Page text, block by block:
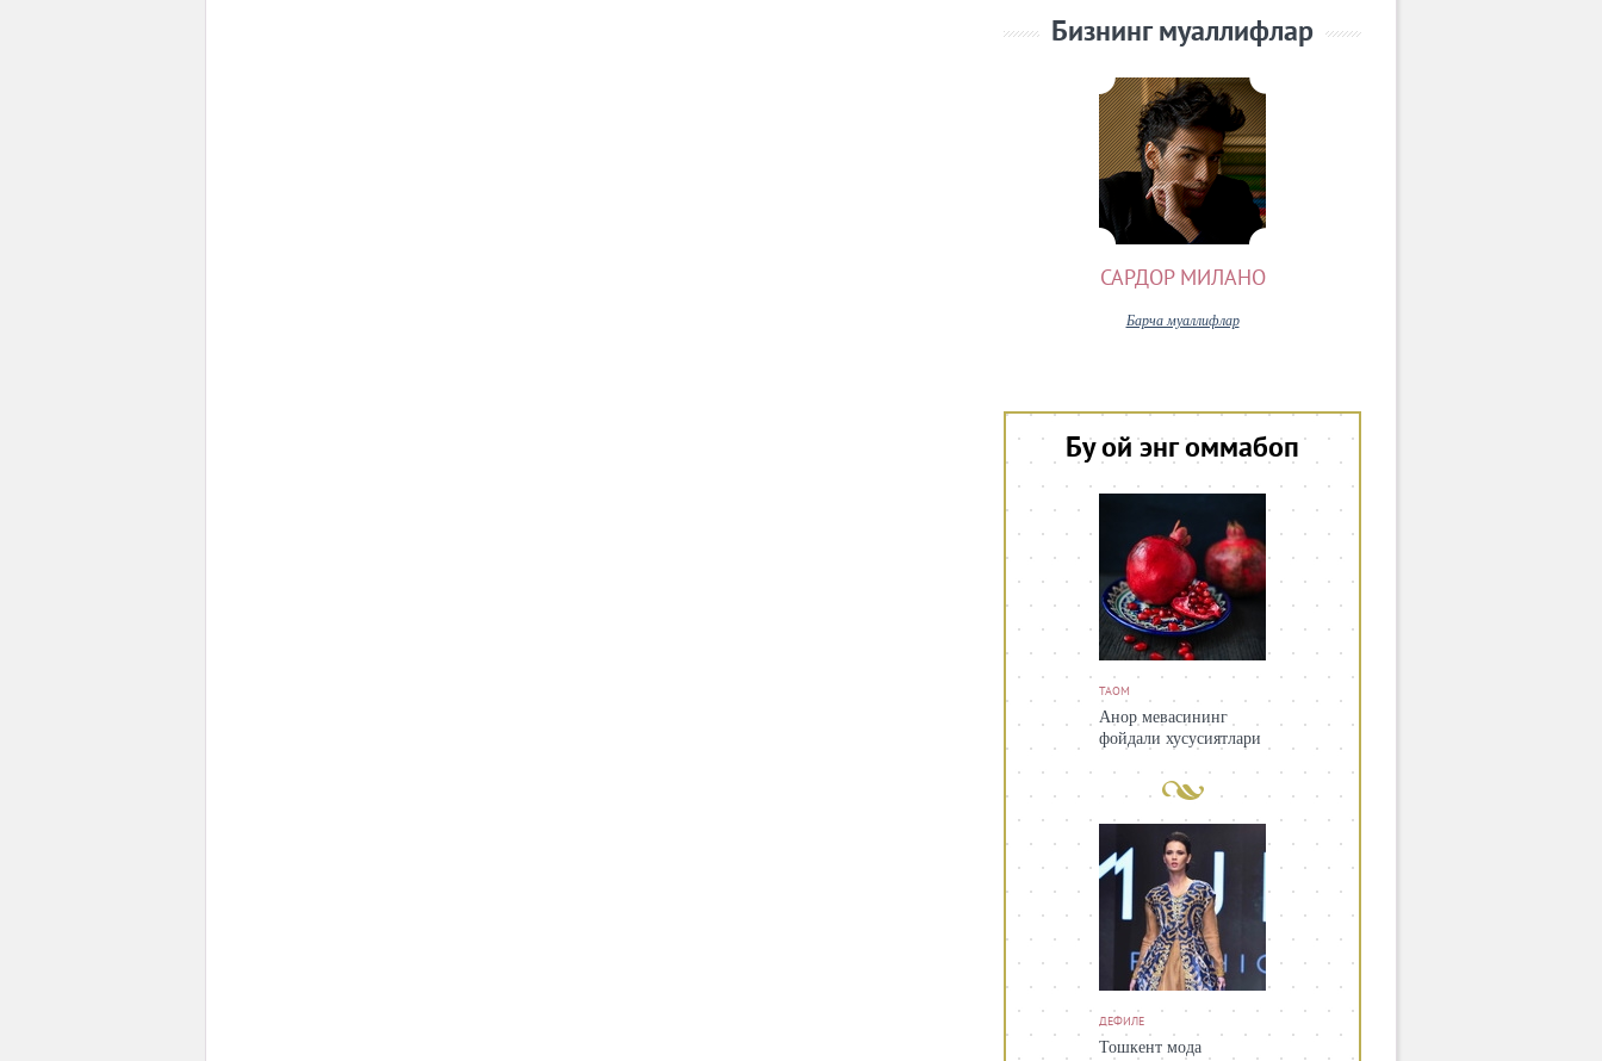
Бизнинг муаллифлар
САРДОР МИЛАНО
Барча муаллифлар
Бу ой энг оммабоп
ТАОМ
Анор мевасининг
фойдали хусусиятлари
ДЕФИЛЕ
Тошкент мода